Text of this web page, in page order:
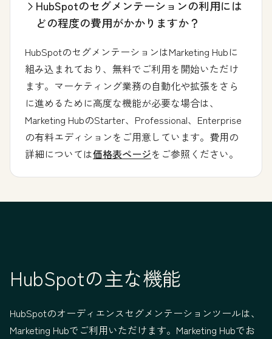
HubSpotのセグメンテーションの利用には
どの程度の費用がかかりますか？
HubSpotのセグメンテーションはMarketing Hubに
組み込まれており、無料でご利用を開始いただけ
ます。マーケティング業務の自動化や拡張をさら
に進めるために高度な機能が必要な場合は、
Marketing HubのStarter、Professional、Enterprise
の有料エディションをご用意しています。費用の
詳細については価格表ページをご参照ください。
HubSpotの主な機能
HubSpotのオーディエンスセグメンテーションツールは、
Marketing Hubでご利用いただけます。Marketing Hubでお